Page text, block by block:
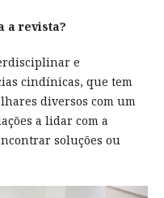
a revista?
e
cindínicas, que tem
diversos com um
a lidar com a
soluções ou